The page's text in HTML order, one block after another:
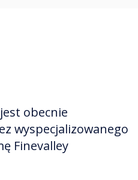
obecnie
wyspecjalizowanego
Finevalley